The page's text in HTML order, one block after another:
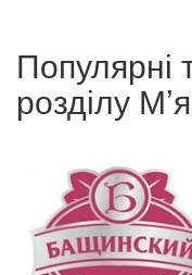
Популярні
розділу